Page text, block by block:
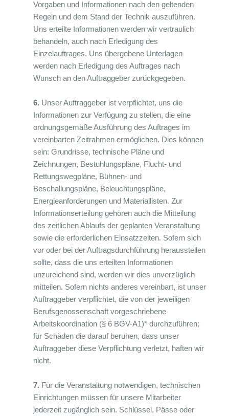
Vorgaben und Informationen nach den geltenden
Regeln und dem Stand der Technik auszuführen.
Uns erteilte Informationen werden wir vertraulich
behandeln, auch nach Erledigung des
Einzelauftrages. Uns übergebene Unterlagen
werden nach Erledigung des Auftrages nach
Wunsch an den Auftraggeber zurückgegeben.
6. Unser Auftraggeber ist verpflichtet, uns die
Informationen zur Verfügung zu stellen, die eine
ordnungsgemäße Ausführung des Auftrages im
vereinbarten Zeitrahmen ermöglichen. Dies können
sein: Grundrisse, technische Pläne und
Zeichnungen, Bestuhlungspläne, Flucht- und
Rettungswegpläne, Bühnen- und
Beschallungspläne, Beleuchtungspläne,
Energieanforderungen und Materiallisten. Zur
Informationserteilung gehören auch die Mitteilung
des zeitlichen Ablaufs der geplanten Veranstaltung
sowie die erforderlichen Einsatzzeiten. Sofern sich
vor oder bei der Auftragsdurchführung herausstellen
sollte, dass die uns erteilten Informationen
unzureichend sind, werden wir dies unverzüglich
mitteilen. Sofern nichts anderes vereinbart, ist unser
Auftraggeber verpflichtet, die von der jeweiligen
Berufsgenossenschaft vorgeschriebene
Arbeitskoordination (§ 6 BGV-A1)* durchzuführen;
für Schäden die darauf beruhen, dass unser
Auftraggeber diese Verpflichtung verletzt, haften wir
nicht.
7. Für die Veranstaltung notwendigen, technischen
Einrichtungen müssen für unsere Mitarbeiter
jederzeit zugänglich sein. Schlüssel, Pässe oder